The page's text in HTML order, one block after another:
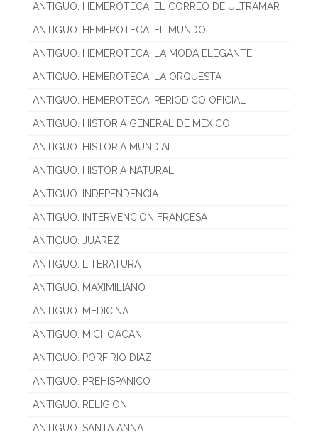
ANTIGUO. HEMEROTECA. EL CORREO DE ULTRAMAR
ANTIGUO. HEMEROTECA. EL MUNDO
ANTIGUO. HEMEROTECA. LA MODA ELEGANTE
ANTIGUO. HEMEROTECA. LA ORQUESTA
ANTIGUO. HEMEROTECA. PERIODICO OFICIAL
ANTIGUO. HISTORIA GENERAL DE MEXICO
ANTIGUO. HISTORIA MUNDIAL
ANTIGUO. HISTORIA NATURAL
ANTIGUO. INDEPENDENCIA
ANTIGUO. INTERVENCION FRANCESA
ANTIGUO. JUAREZ
ANTIGUO. LITERATURA
ANTIGUO. MAXIMILIANO
ANTIGUO. MEDICINA
ANTIGUO. MICHOACAN
ANTIGUO. PORFIRIO DIAZ
ANTIGUO. PREHISPANICO
ANTIGUO. RELIGION
ANTIGUO. SANTA ANNA